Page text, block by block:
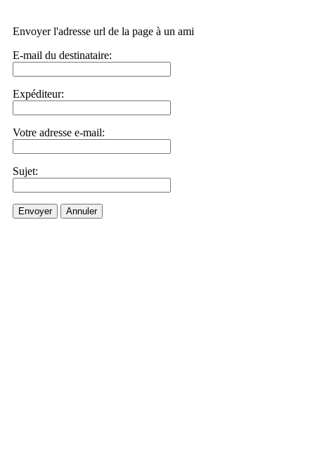
Envoyer l'adresse url de la page à un ami
E-mail du destinataire:
Expéditeur:
Votre adresse e-mail:
Sujet:
Envoyer Annuler